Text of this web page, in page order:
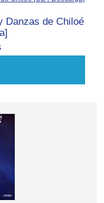
Danzas de Chiloé